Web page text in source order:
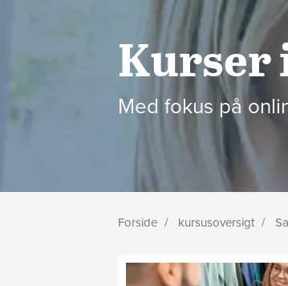
Kurser
Med fokus på
Forside kursusoversigt